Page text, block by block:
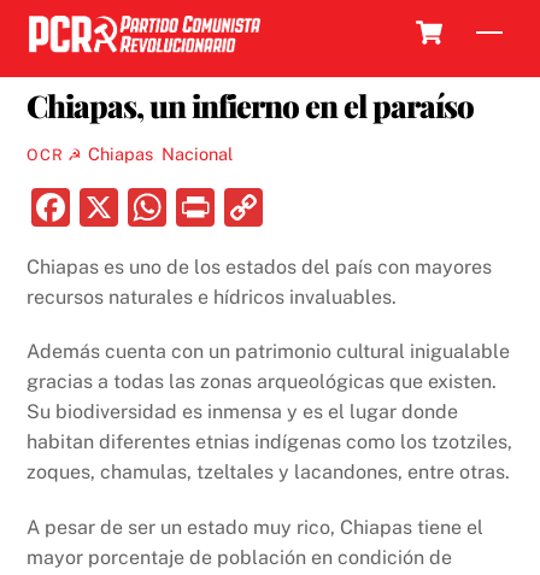
Skip
content
Chiapas, un infierno en el paraíso
OCR ☭ Chiapas, Nacional
F
c
b
o
o
k
X
W
at
A
p
p
P
nt p
Li
n
k
Chiapas es uno de los estados del país con mayores
recursos naturales e hídricos invaluables.
Además cuenta con un patrimonio cultural inigualable
gracias a todas las zonas arqueológicas que existen.
Su biodiversidad es inmensa y es el lugar donde
habitan diferentes etnias indígenas como los tzotziles,
zoques, chamulas, tzeltales y lacandones, entre otras.
A pesar de ser un estado muy rico, Chiapas tiene el
mayor porcentaje de población en condición de